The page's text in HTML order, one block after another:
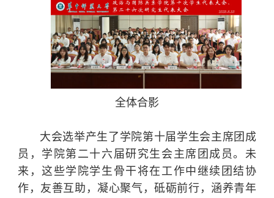
全体合影
大会选举产生了学院第十届学生会主席团成
员，学院第二十六届研究生会主席团成员。未
来，这些学院学生骨干将在工作中继续团结协
作，友善互助，凝心聚气，砥砺前行，涵养青年